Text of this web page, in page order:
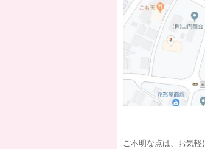
ご不明な点は、お気軽